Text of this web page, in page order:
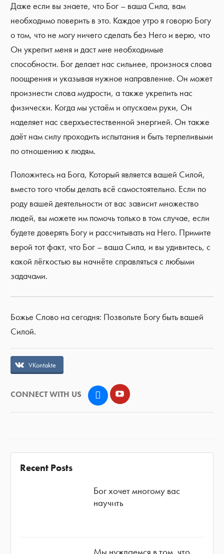
Даже если вы знаете, что Бог – ваша Сила, вам
необходимо поверить в это. Каждое утро я говорю Богу
о том, что не могу ничего сделать без Него и верю, что
Он укрепит меня и даст мне необходимые
способности. Бог делает нас сильнее, произнося слова
поощрения и указывая нужное направление. Он может
произнести слова мудрости, а также укрепить нас
физически. Когда мы устаём и опускаем руки, Он
наделяет нас сверхъестественной энергией. Он также
даёт нам силу проходить испытания и быть терпеливыми
по отношению к людям.
Положитесь на Бога, Который является вашей Силой,
вместо того чтобы делать всё самостоятельно. Если по
роду вашей деятельности от вас зависит множество
людей, вы можете им помочь только в том случае, если
будете доверять Богу и рассчитывать на Него. Примите
верой тот факт, что Бог – ваша Сила, и вы удивитесь, с
какой лёгкостью вы начнёте справляться с любыми
задачами.
Божье Слово на сегодня: Позвольте Богу быть вашей
Силой.
VKontakte
CONNECT WITH US VK YouTube
Recent Posts
Бог хочет многому вас
научить